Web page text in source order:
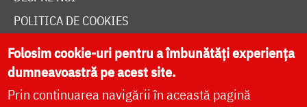
POLITICA DE COOKIES
DONEAZĂ ONLINE PENTRU CATEDRALA NAȚIONALĂ
LIVE
Folosim cookie-uri pentru a îmbunătăți experiența
dumneavoastră pe acest site.
Prin continuarea navigării în această pagină